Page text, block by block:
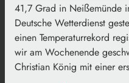
41,7 Grad in Neißemünde
Deutsche Wetterdienst
einen Temperaturrekord
wir am Wochenende
Christian König mit einer